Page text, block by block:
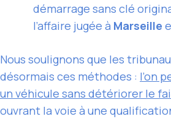
démarrage sans clé
l’affaire jugée à Marseille
Nous soulignons que les
désormais ces méthodes : l’on
un véhicule sans détériorer le
ouvrant la voie à une